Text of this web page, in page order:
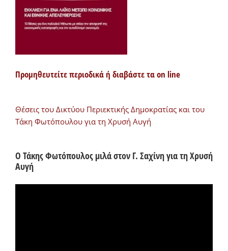
Προμηθευτείτε περιοδικά ή διαβάστε τα on line
Θέσεις του Δικτύου Περιεκτικής Δημοκρατίας και του
Τάκη Φωτόπουλου για τη Χρυσή Αυγή
Ο Τάκης Φωτόπουλος μιλά στον Γ. Σαχίνη για τη Χρυσή
Αυγή